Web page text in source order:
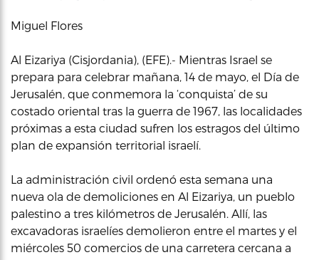
Miguel Flores
Al Eizariya (Cisjordania), (EFE).- Mientras Israel se
prepara para celebrar mañana, 14 de mayo, el Día de
Jerusalén, que conmemora la ‘conquista’ de su
costado oriental tras la guerra de 1967, las localidades
próximas a esta ciudad sufren los estragos del último
plan de expansión territorial israelí.
La administración civil ordenó esta semana una
nueva ola de demoliciones en Al Eizariya, un pueblo
palestino a tres kilómetros de Jerusalén. Allí, las
excavadoras israelíes demolieron entre el martes y el
miércoles 50 comercios de una carretera cercana a